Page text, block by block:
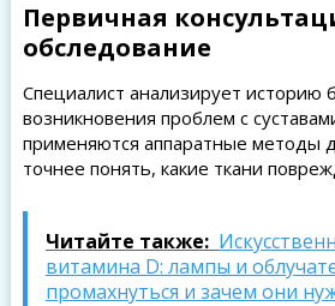
Первичная
обследование
Специалист анализирует историю
возникновения проблем с
применяются аппаратные методы
точнее понять, какие ткани
Читайте также:
витамина D: лампы и
промахнуться и зачем они